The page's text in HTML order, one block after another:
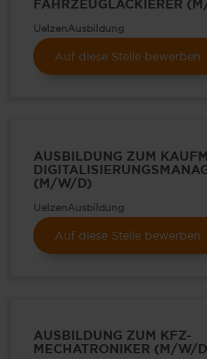
FAHRZEUGLACKIERER
UelzenAusbildung
Auf diese Stelle bewerben
AUSBILDUNG ZUM
(M/W/D)
UelzenAusbildung
Auf diese Stelle bewerben
AUSBILDUNG ZUM KFZ-
MECHATRONIKER (M/W/